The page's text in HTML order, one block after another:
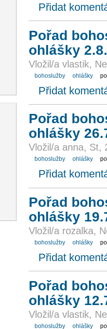
Přidat
Pořad
ohlášky
Vložil/a vlastik,
bohoslužby ohlášky
Přidat
Pořad
ohlášky
Vložil/a anna, St,
bohoslužby ohlášky
Přidat
Pořad
ohlášky
Vložil/a rozalka,
bohoslužby ohlášky
Přidat
Pořad
ohlášky
Vložil/a vlastik,
bohoslužby ohlášky